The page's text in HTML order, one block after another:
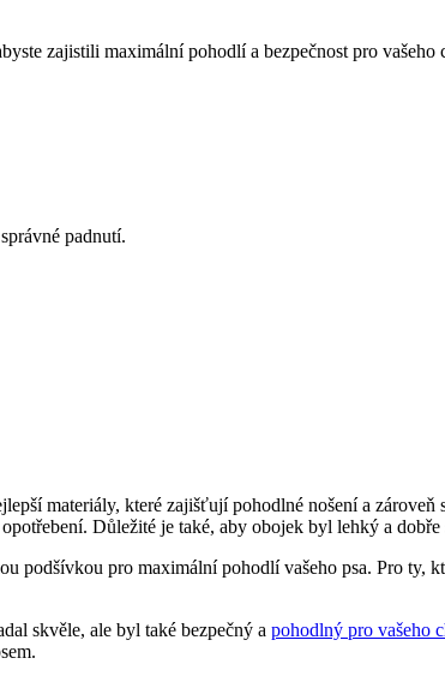
zajistili maximální pohodlí a bezpečnost pro
padnutí.
materiály, které zajišťují pohodlné nošení a
Důležité je také, aby obojek byl lehký a
podšívkou pro maximální pohodlí vašeho psa. Pro ty,
skvěle, ale byl také bezpečný a pohodlný pro vašeho